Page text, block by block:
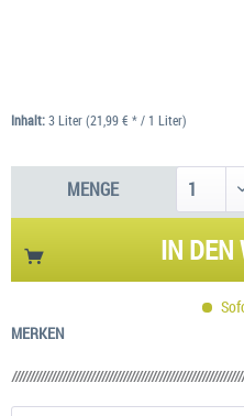
Inhalt:3 Liter (21,99 € * / 1 Liter)
MENGE
IN DEN
MERKEN